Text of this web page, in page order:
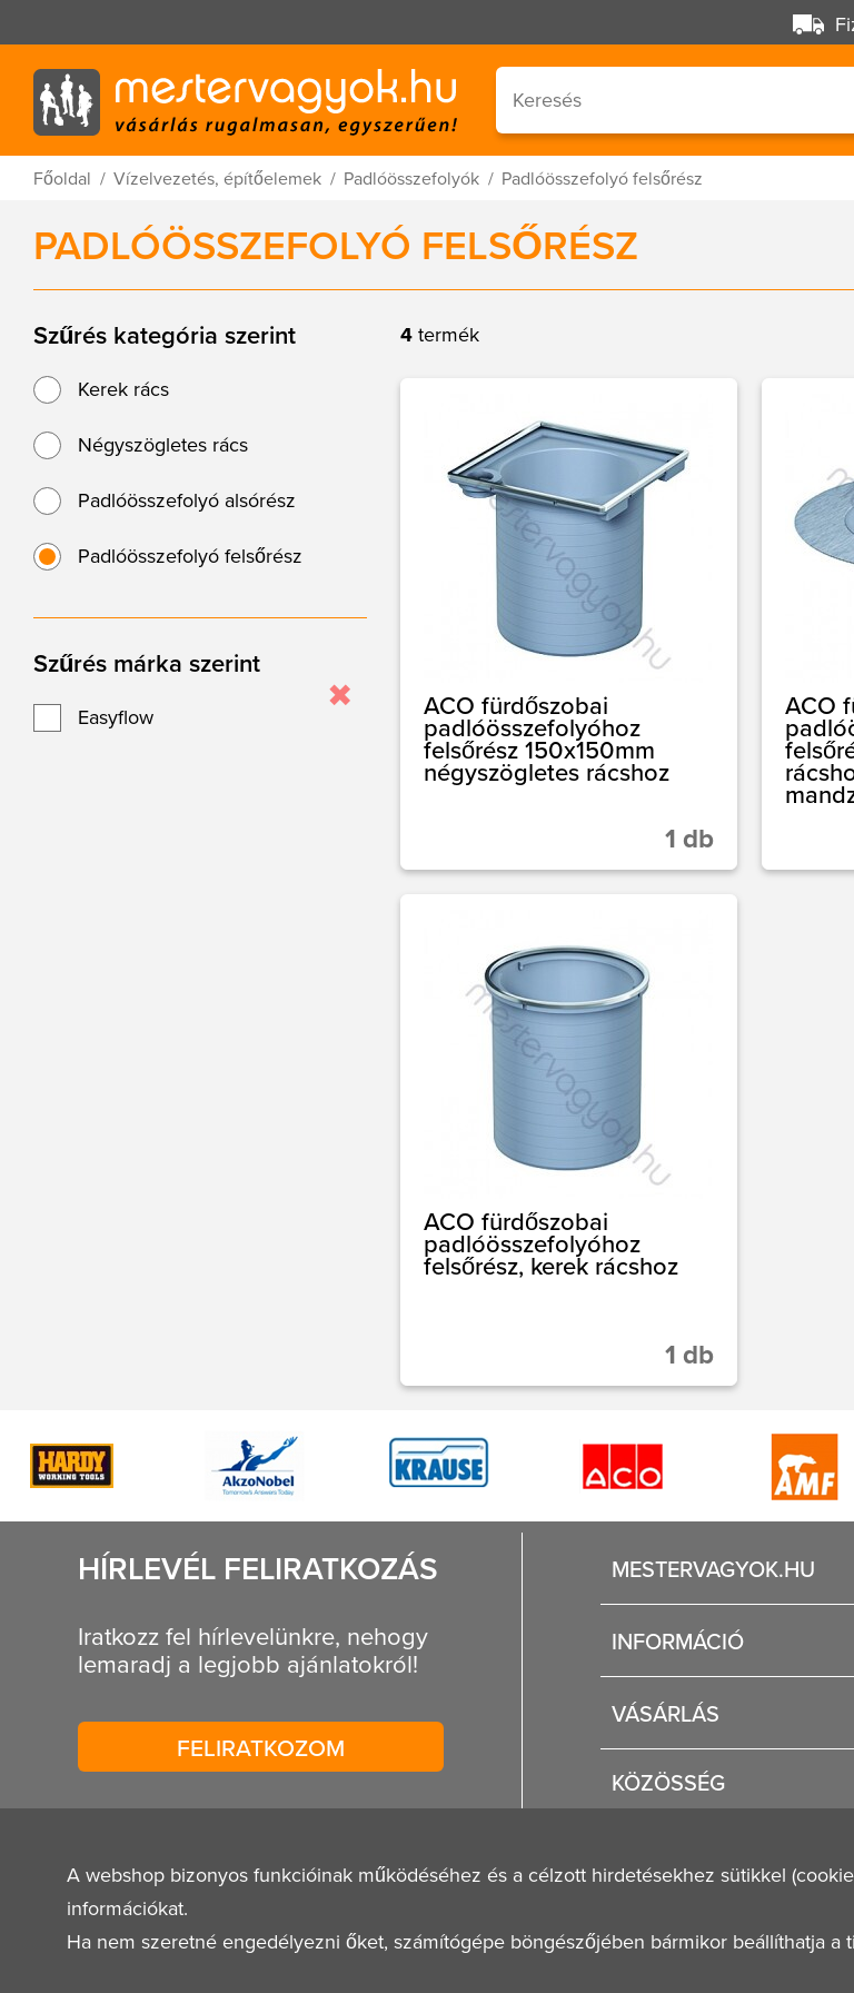
Főoldal Vízelvezetés, építőelemek Padlóösszefolyók Padlóösszefolyó felsőrész
PADLÓÖSSZEFOLYÓ FELSŐRÉSZ
Szűrés kategória szerint
Kerek rács
Négyszögletes rács
Padlóösszefolyó alsórész
Padlóösszefolyó felsőrész
Szűrés márka szerint
Easyflow
4 termék
ACO fürdőszobai
padlóösszefolyóhoz
felsőrész 150x150mm
négyszögletes rácshoz
1 db
ACO
ACO fürdőszobai
padlóösszefolyóhoz
felsőrész, kerek rácshoz
1 db
HÍRLEVÉL FELIRATKOZÁS
Iratkozz fel hírlevelünkre, nehogy
lemaradj a legjobb ajánlatokról!
FELIRATKOZOM
MESTERVAGYOK.HU
INFORMÁCIÓ
Jogi tudnivalók
Általános szerződési
VÁSÁRLÁS
Regisztráció
KÖZÖSSÉG
© 2026 Mestervagyok.hu
A webshop bizonyos funkcióinak működéséhez és a célzott hirdetésekhez sütikkel
információkat.
Ha nem szeretné engedélyezni őket, számítógépe böngészőjében bármikor beállíthatja a